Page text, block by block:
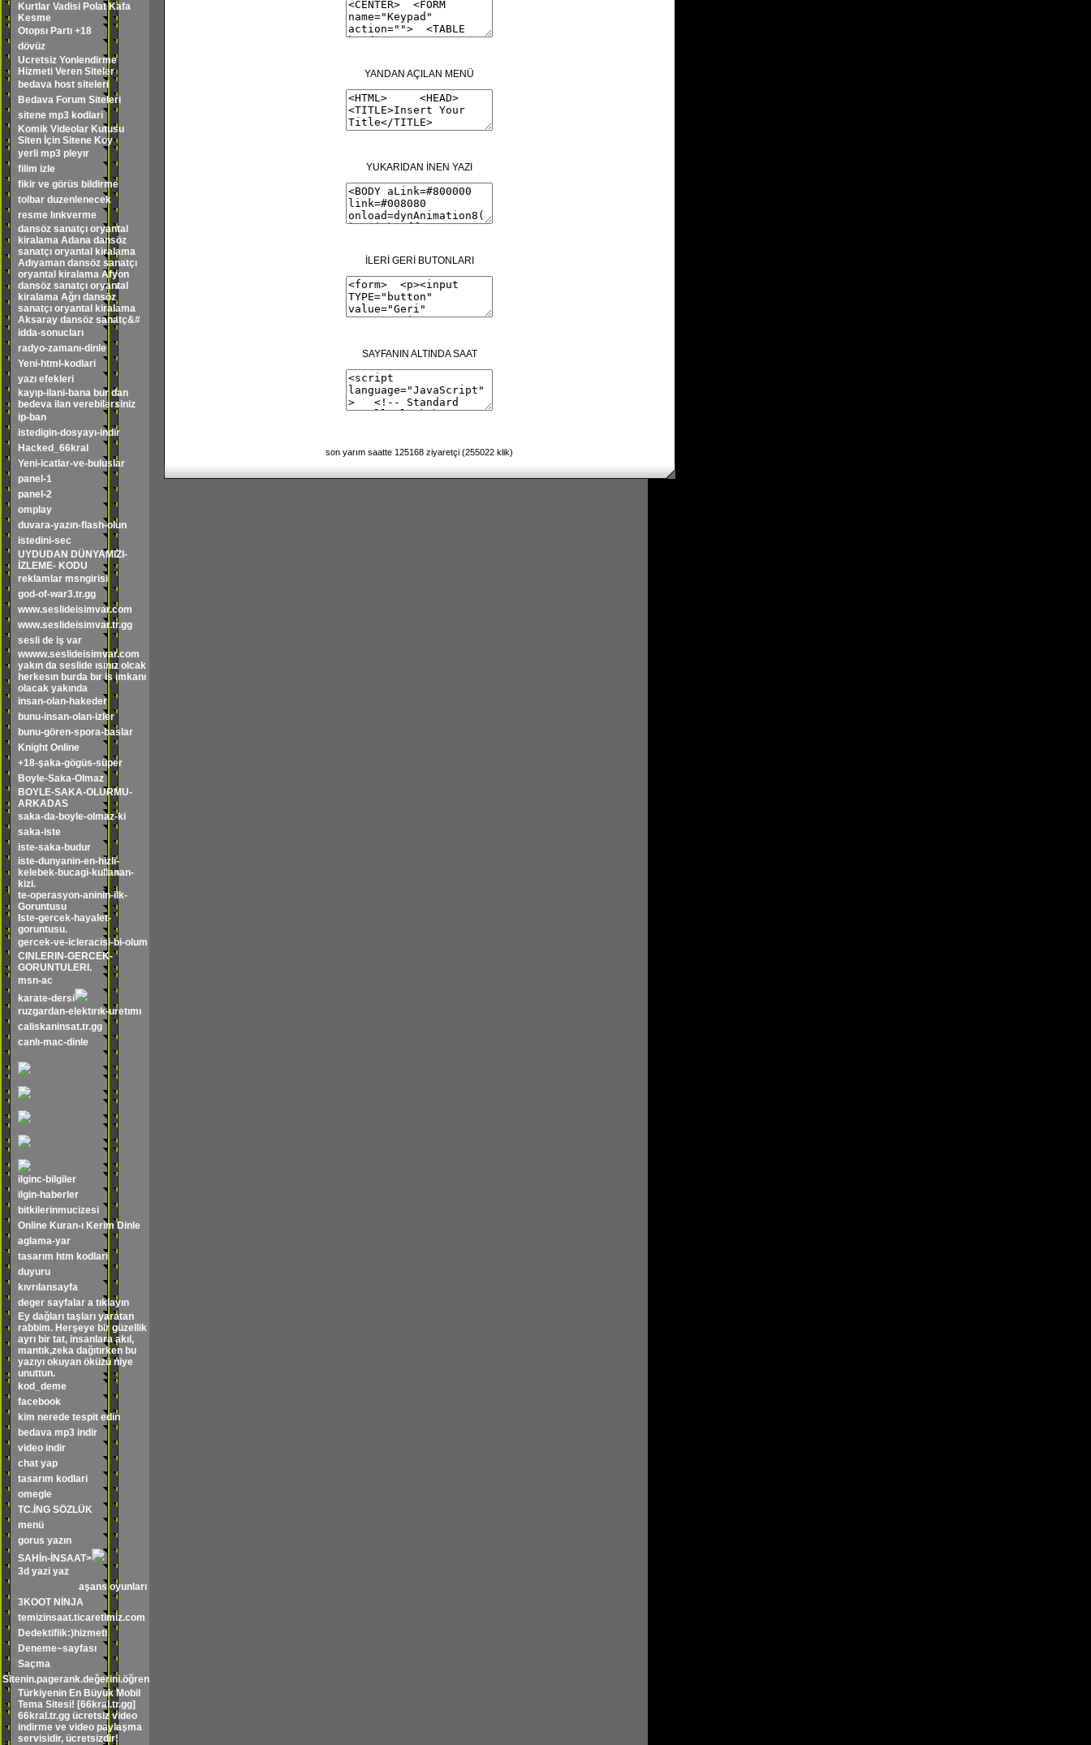
Kurtlar Vadisi Polat Kafa
Kesme
Otopsı Partı +18
dövüz
Ucretsiz Yonlendirme
Hizmeti Veren Siteler
bedava host siteleri
Bedava Forum Siteleri
sitene mp3 kodlari
Komik Videolar Kutusu
Siten İçin Sitene Koy
yerli mp3 pleyır
filim izle
fikir ve görüs bildirme
tolbar duzenlenecek
resme lınkverme
dansöz sanatçı oryantal
kiralama Adana dansöz
sanatçı oryantal kiralama
Adıyaman dansöz sanatçı
oryantal kiralama Afyon
dansöz sanatçı oryantal
kiralama Ağrı dansöz
sanatçı oryantal kiralama
Aksaray dansöz sanatç&#
idda-sonucları
radyo-zamanı-dinle
Yeni-html-kodlari
yazı efekleri
kayıp-ilani-bana bur dan
bedeva ilan verebilersiniz
ip-ban
istedigin-dosyayı-indir
Hacked_66kral
Yeni-icatlar-ve-buluslar
panel-1
panel-2
omplay
duvara-yazın-flash-olun
istedini-sec
UYDUDAN DÜNYAMIZI-
İZLEME- KODU
reklamlar msngirisi
god-of-war3.tr.gg
www.seslideisimvar.com
www.seslideisimvar.tr.gg
sesli de iş var
wwww.seslideisimvar.com
yakın da seslide ısınız olcak
herkesın burda bır is imkanı
olacak yakında
insan-olan-hakeder
bunu-insan-olan-izler
bunu-gören-spora-baslar
Knight Online
+18-şaka-gögüs-süper
Boyle-Saka-Olmaz
BOYLE-SAKA-OLURMU-
ARKADAS
saka-da-boyle-olmaz-ki
saka-iste
iste-saka-budur
iste-dunyanin-en-hizli-
kelebek-bucagi-kullanan-
kizi.
te-operasyon-aninin-ilk-
Goruntusu
Iste-gercek-hayalet-
goruntusu.
gercek-ve-icleracisi-bi-olum
CINLERIN-GERCEK-
GORUNTULERI.
msn-ac
karate-dersi
ruzgardan-elektırık-uretımı
caliskaninsat.tr.gg
canlı-mac-dinle
ilginc-bilgiler
ilgin-haberler
bitkilerinmucizesi
Online Kuran-ı Kerim Dinle
aglama-yar
tasarım htm kodlari
duyuru
kıvrılansayfa
deger sayfalar a tıklayın
Ey dağları taşları yaratan
rabbim. Herşeye bir güzellik
ayrı bir tat, insanlara akıl,
mantık,zeka dağıtırken bu
yazıyı okuyan öküzü niye
unuttun.
kod_deme
facebook
kim nerede tespit edin
bedava mp3 indir
video indir
chat yap
tasarım kodlari
omegle
TC.İNG SÖZLÜK
menü
gorus yazın
SAHİn-İNSAAT>
3d yazi yaz
aşans oyunları sonuçları
3KOOT NİNJA
temizinsaat.ticaretimiz.com
Dedektiflik:)hizmeti
Deneme~sayfası
Saçma
Sitenin.pagerank.değerini.öğren
Türkiyenin En Büyük Mobil
Tema Sitesi! [66kral.tr.gg]
66kral.tr.gg ücretsiz video
indirme ve video paylaşma
servisidir, ücretsizdir!
YANDAN AÇILAN MENÜ
YUKARIDAN İNEN YAZI
İLERİ GERİ BUTONLARI
SAYFANIN ALTINDA SAAT
son yarım saatte 125168 ziyaretçi (255022 klik)